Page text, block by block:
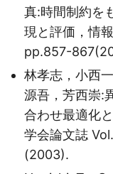
真:時間制約を
現と評価，情
pp.857-
林孝志，小西
源吾，芳西崇:
合わせ最適化
学会論文誌
(2003).